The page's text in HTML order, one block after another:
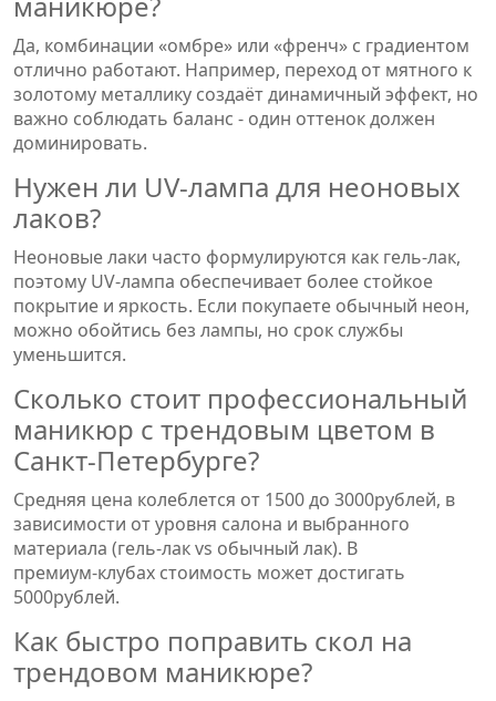
Да, комбинации «омбре» или «френч» с градиентом
отлично работают. Например, переход от мятного к
золотому металлику создаёт динамичный эффект, но
важно соблюдать баланс - один оттенок должен
доминировать.
Нужен ли UV‑лампа для неоновых
лаков?
Неоновые лаки часто формулируются как гель‑лак,
поэтому UV‑лампа обеспечивает более стойкое
покрытие и яркость. Если покупаете обычный неон,
можно обойтись без лампы, но срок службы
уменьшится.
Сколько стоит профессиональный
маникюр с трендовым цветом в
Санкт‑Петербурге?
Средняя цена колеблется от 1500 до 3000рублей, в
зависимости от уровня салона и выбранного
материала (гель‑лак vs обычный лак). В
премиум‑клубах стоимость может достигать
5000рублей.
Как быстро поправить скол на
трендовом маникюре?